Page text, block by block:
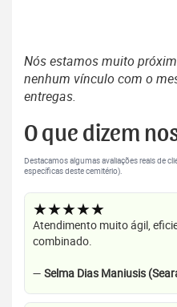
Nós estamos muito
nenhum vínculo com o
entregas.
O que dizem
Destacamos algumas avaliações reais de
específicas deste cemitério).
★★★★★
Atendimento muito ágil,
combinado.
— Selma Dias Maniusis